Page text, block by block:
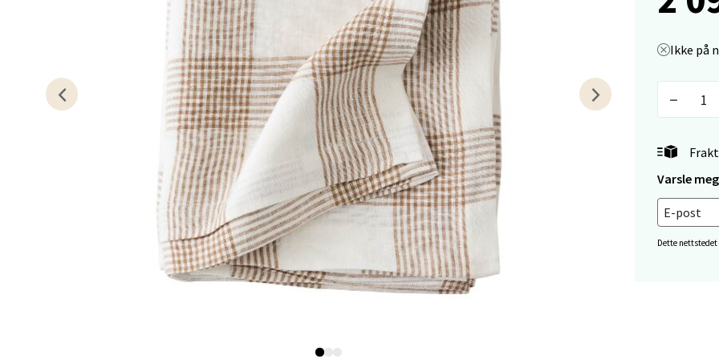
Ikke på
Varsle
Dette nettstedet
0 i butikk
Kristiansand - Markens
Lillemarkens markensgate 25B, 4611 Kristiansand
Åpent i dag 09-18
0 i butikk
Oslo - Linderud
Erich Mogensøns vei 38, 0594 Oslo
Åpent i dag 10-21